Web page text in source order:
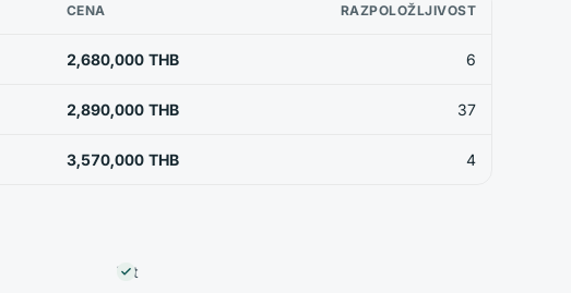
CENA RAZPOLOŽLJIVOST
2,680,000 THB 6
2,890,000 THB 37
3,570,000 THB 4
Vrt